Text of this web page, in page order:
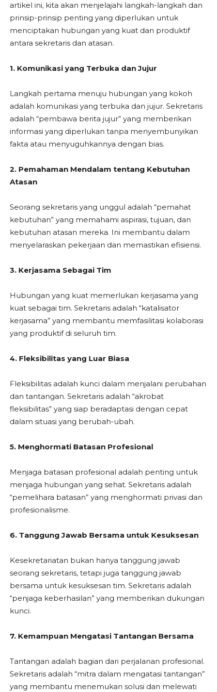
artikel ini, kita akan menjelajahi langkah-langkah dan
prinsip-prinsip penting yang diperlukan untuk
menciptakan hubungan yang kuat dan produktif
antara sekretaris dan atasan.
1. Komunikasi yang Terbuka dan Jujur
Langkah pertama menuju hubungan yang kokoh
adalah komunikasi yang terbuka dan jujur. Sekretaris
adalah “pembawa berita jujur” yang memberikan
informasi yang diperlukan tanpa menyembunyikan
fakta atau menyuguhkannya dengan bias.
2. Pemahaman Mendalam tentang Kebutuhan
Atasan
Seorang sekretaris yang unggul adalah “pemahat
kebutuhan” yang memahami aspirasi, tujuan, dan
kebutuhan atasan mereka. Ini membantu dalam
menyelaraskan pekerjaan dan memastikan efisiensi.
3. Kerjasama Sebagai Tim
Hubungan yang kuat memerlukan kerjasama yang
kuat sebagai tim. Sekretaris adalah “katalisator
kerjasama” yang membantu memfasilitasi kolaborasi
yang produktif di seluruh tim.
4. Fleksibilitas yang Luar Biasa
Fleksibilitas adalah kunci dalam menjalani perubahan
dan tantangan. Sekretaris adalah “akrobat
fleksibilitas” yang siap beradaptasi dengan cepat
dalam situasi yang berubah-ubah.
5. Menghormati Batasan Profesional
Menjaga batasan profesional adalah penting untuk
menjaga hubungan yang sehat. Sekretaris adalah
“pemelihara batasan” yang menghormati privasi dan
profesionalisme.
6. Tanggung Jawab Bersama untuk Kesuksesan
Kesekretariatan bukan hanya tanggung jawab
seorang sekretaris, tetapi juga tanggung jawab
bersama untuk kesuksesan tim. Sekretaris adalah
“penjaga keberhasilan” yang memberikan dukungan
kunci.
7. Kemampuan Mengatasi Tantangan Bersama
Tantangan adalah bagian dari perjalanan profesional.
Sekretaris adalah “mitra dalam mengatasi tantangan”
yang membantu menemukan solusi dan melewati